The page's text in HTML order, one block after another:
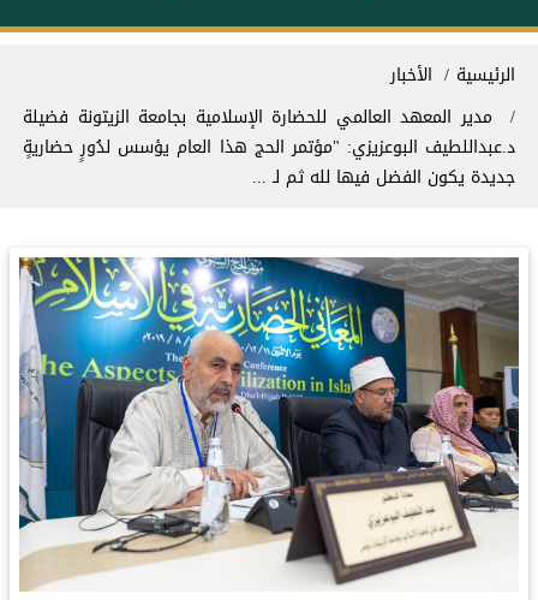
مسار التنقل
الرئيسية
الأخبار
مدير المعهد العالمي للحضارة الإسلامية بجامعة الزيتونة فضيلة
د.عبداللطيف البوعزيزي: "مؤتمر ⁧الحج⁩ هذا العام يؤسس لدُورٍ حضاريةٍ
جديدة يكون الفضل فيها لله ثم لـ ⁧...